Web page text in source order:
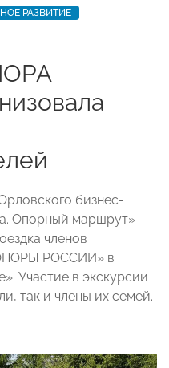
РАЗВИТИЕ
бизнес-
Опорный маршрут»
членов
РОССИИ» в
Участие в экскурсии
так и члены их семей.